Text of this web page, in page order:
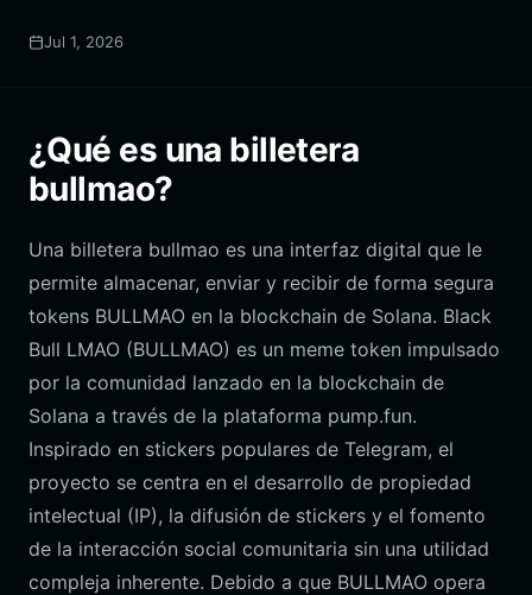
Jul 1, 2026
¿Qué es una billetera
bullmao?
Una billetera bullmao es una interfaz digital que le
permite almacenar, enviar y recibir de forma segura
tokens BULLMAO en la blockchain de Solana. Black
Bull LMAO (BULLMAO) es un meme token impulsado
por la comunidad lanzado en la blockchain de
Solana a través de la plataforma pump.fun.
Inspirado en stickers populares de Telegram, el
proyecto se centra en el desarrollo de propiedad
intelectual (IP), la difusión de stickers y el fomento
de la interacción social comunitaria sin una utilidad
compleja inherente. Debido a que BULLMAO opera